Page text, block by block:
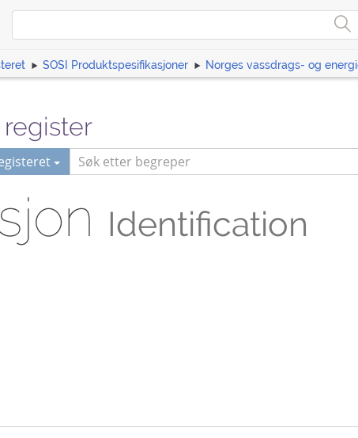
SOSI Produktspesifikasjoner Norges vassdrags- og
register
Identification